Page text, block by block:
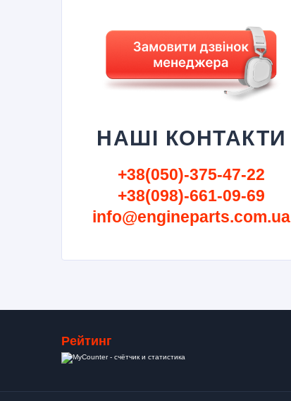
НАШІ КОНТАКТИ
+38(050)-375-47-22
+38(098)-661-09-69
info@engineparts.com.ua
Рейтинг